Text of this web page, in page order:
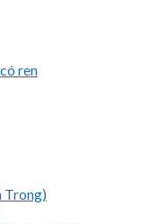
ren
Trong)